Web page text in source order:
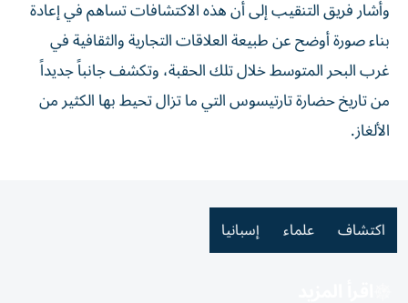
وأشار فريق التنقيب إلى أن هذه الاكتشافات تساهم في إعادة
بناء صورة أوضح عن طبيعة العلاقات التجارية والثقافية في
غرب البحر المتوسط خلال تلك الحقبة، وتكشف جانباً جديداً
من تاريخ حضارة تارتيسوس التي ما تزال تحيط بها الكثير من
الألغاز.
اكتشاف علماء إسبانيا